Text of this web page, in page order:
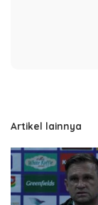
Artikel lainnya